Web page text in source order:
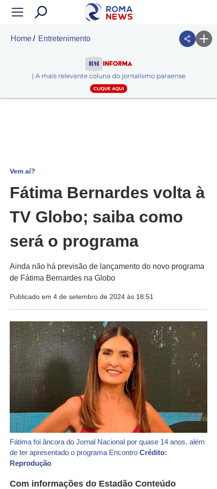
Home Entretenimento
Vem aí?
Fátima Bernardes volta à
TV Globo; saiba como
será o programa
Ainda não há previsão de lançamento do novo programa
de Fátima Bernardes na Globo
Publicado em 4 de setembro de 2024 às 18:51
Fátima foi âncora do Jornal Nacional por quase 14 anos, além
de ter apresentado o programa Encontro Crédito:
Reprodução
Com informações do Estadão Conteúdo